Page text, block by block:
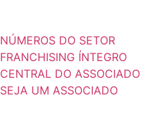
NÚMEROS DO SETOR
FRANCHISING ÍNTEGRO
CENTRAL DO ASSOCIADO
SEJA UM ASSOCIADO